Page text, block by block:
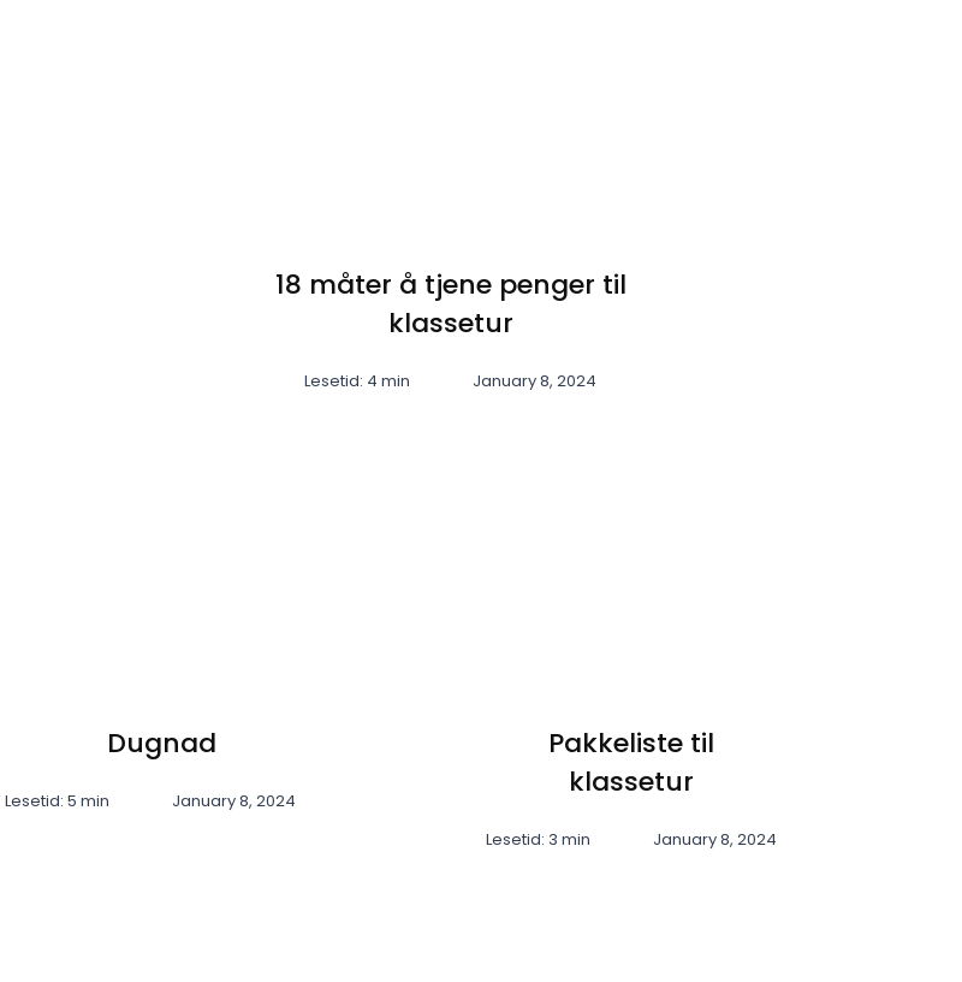
18 måter å tjene penger til
klassetur
Lesetid: 4 min January 8, 2024
Dugnad
Lesetid: 5 min January 8, 2024
Pakkeliste til
klassetur
Lesetid: 3 min January 8, 2024